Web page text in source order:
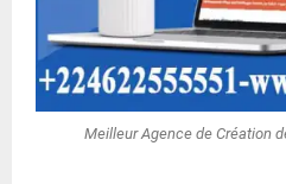
Meilleur Agence de Création